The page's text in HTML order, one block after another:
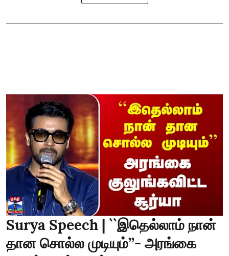
Surya Speech | ``இதெல்லாம் நான்
தான சொல்ல முடியும்’’- அரங்கை